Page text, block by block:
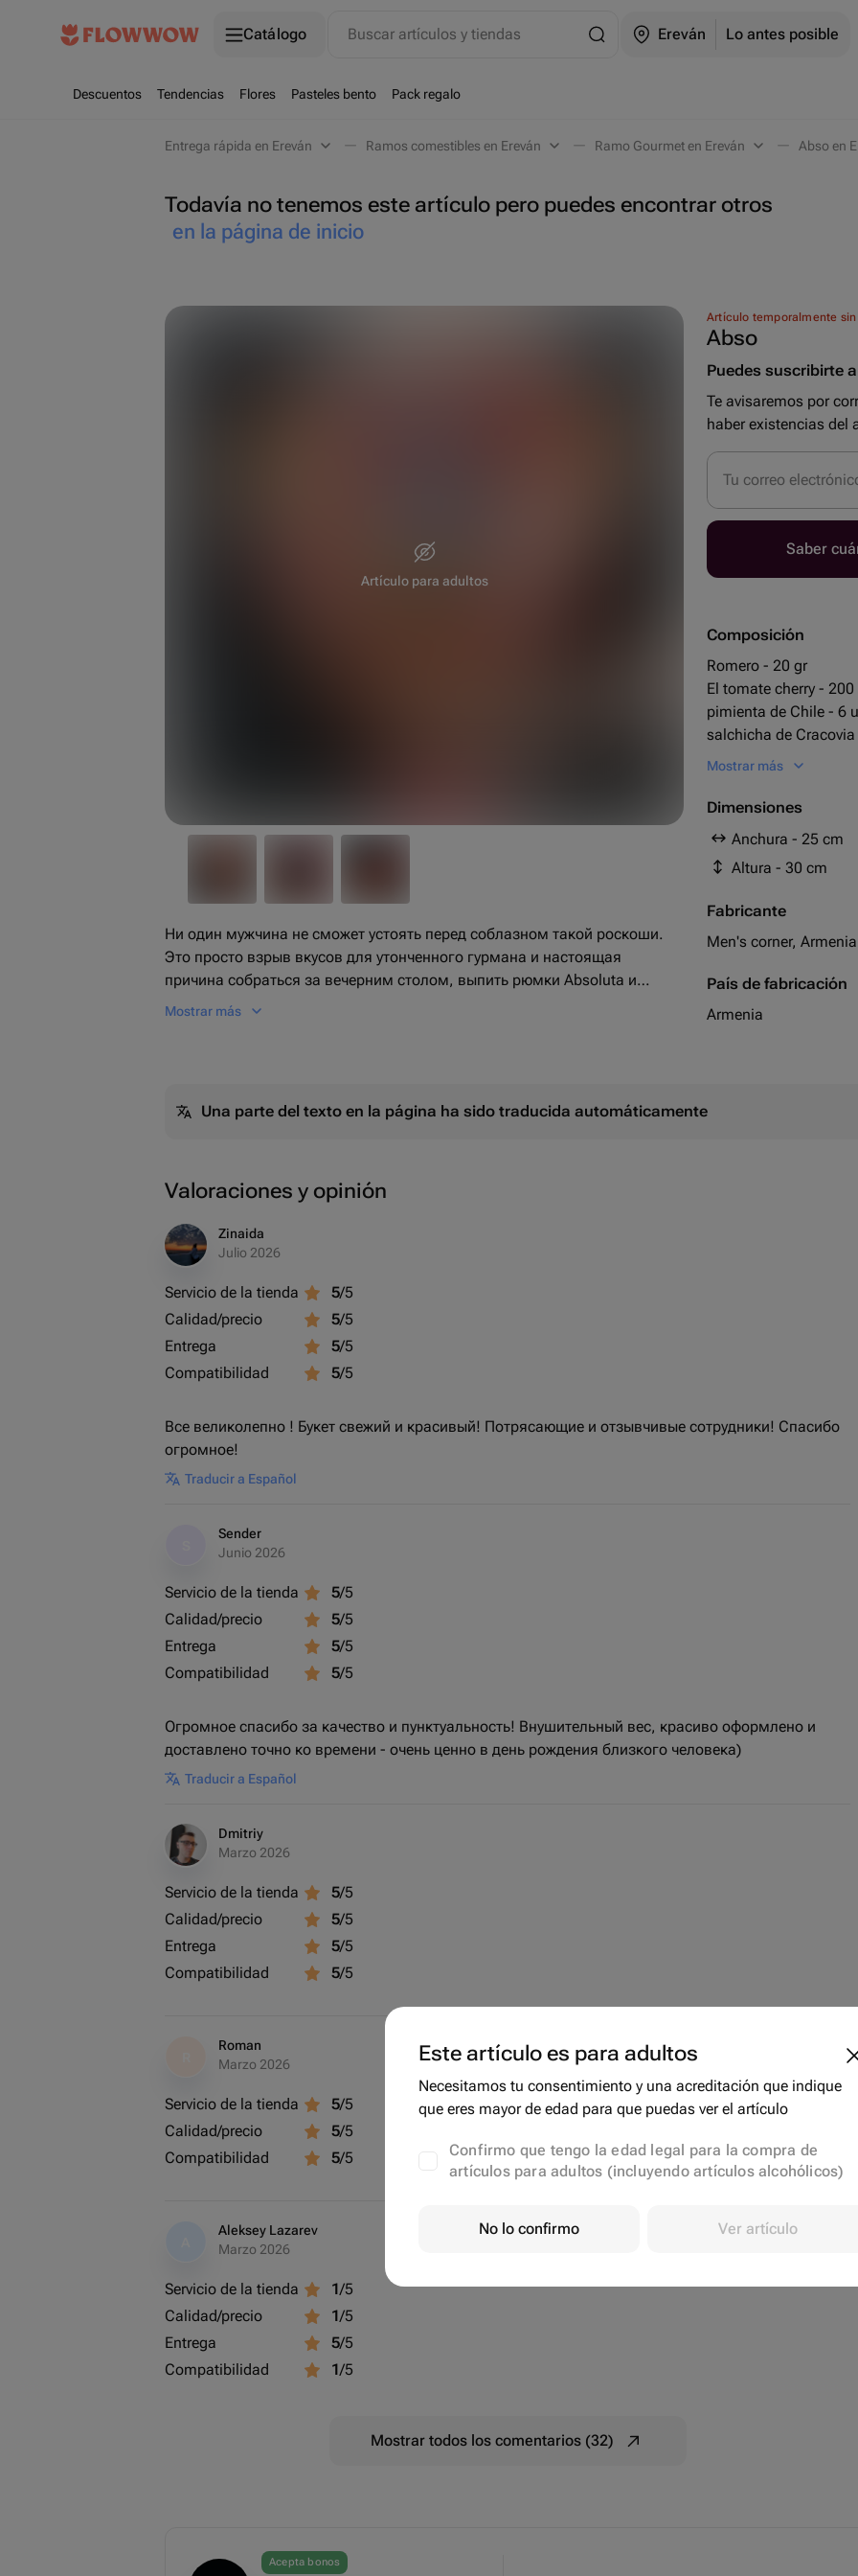
Catálogo Buscar artículos y tiendas Ereván Lo antes posible
Descuentos Tendencias Flores Pasteles bento Pack regalo
Entrega rápida en Ereván Ramos comestibles en Ereván Ramo Gourmet en Ereván Abso en
Todavía no tenemos este artículo pero puedes encontrar otros
en la página de inicio
Artículo temporalmente
Abso
Puedes suscribirte
Te avisaremos por
haber existencias del
Tu correo
Saber
Composición
Romero - 20 gr
El tomate cherry - 200
pimienta de Chile - 6
salchicha de
pan Baguette - 2 ud.
охотничьи колбаски
absolut vodka 0.7l - 1
сыр babybay
Mostrar más
Dimensiones
Anchura - 25 cm
Altura - 30 cm
Fabricante
Men's corner, Armenia
País de fabricación
Armenia
Artículo para adultos
Ни один мужчина не сможет устоять перед соблазном такой роскоши.
Это просто взрыв вкусов для утонченного гурмана и настоящая
причина собраться за вечерним столом, выпить рюмки Absolutа и
отведать невероятно вкусный ассортимент мясных продуктов. А
Mostrar más
Una parte del texto en la página ha sido traducida automáticamente
Valoraciones y opinión
Zinaida
Julio 2026
Servicio de la tienda 5/5
Calidad/precio
5/5
Entrega
5/5
Compatibilidad
5/5
Все великолепно ! Букет свежий и красивый! Потрясающие и отзывчивые сотрудники! Спасибо
огромное!
Traducir a Español
Sender
Junio 2026
Servicio de la tienda 5/5
Calidad/precio
5/5
Entrega
5/5
Compatibilidad
5/5
Огромное спасибо за качество и пунктуальность! Внушительный вес, красиво оформлено и
доставлено точно ко времени - очень ценно в день рождения близкого человека)
Traducir a Español
Dmitriy
Marzo 2026
Servicio de la tienda 5/5
Calidad/precio
5/5
Entrega
5/5
Compatibilidad
5/5
Roman
Marzo 2026
Servicio de la tienda 5/5
Calidad/precio
5/5
Compatibilidad
5/5
Aleksey Lazarev
Marzo 2026
Servicio de la tienda 1/5
Calidad/precio
1/5
Entrega
5/5
Compatibilidad
1/5
Mostrar todos los comentarios (32)
Acepta bonos
Este artículo es para adultos
Necesitamos tu consentimiento y una acreditación que indique
que eres mayor de edad para que puedas ver el artículo
Confirmo que tengo la edad legal para la compra de
artículos para adultos (incluyendo artículos alcohólicos)
No lo confirmo Ver artículo